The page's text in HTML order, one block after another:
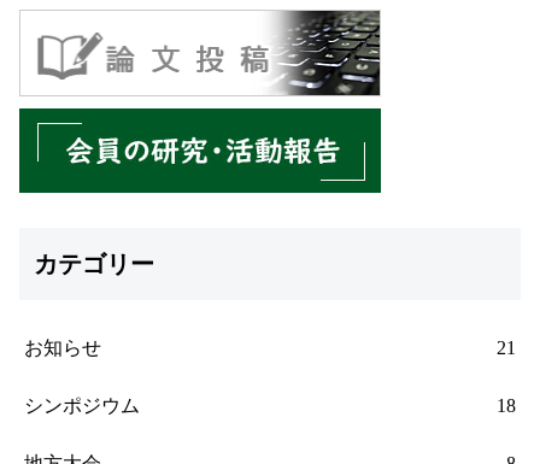
カテゴリー
お知らせ 21
シンポジウム 18